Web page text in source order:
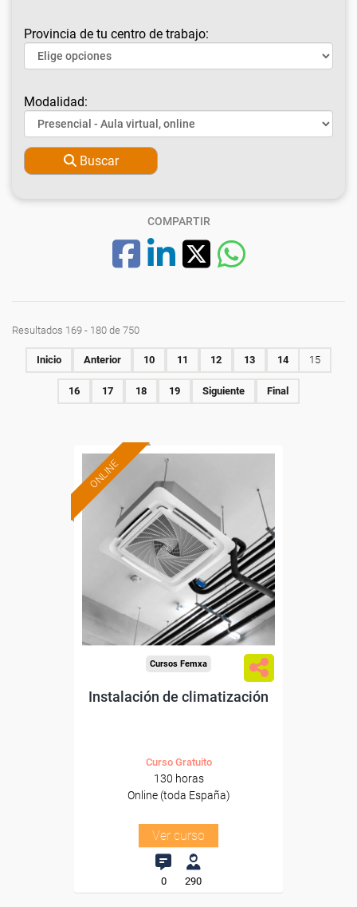
Provincia de tu centro de trabajo:
Modalidad:
Buscar
COMPARTIR
Resultados 169 - 180 de 750
Inicio Anterior 10 11 12 13 14 15
16 17 18 19 Siguiente Final
ONLINE
Formación 100%
subvencionada.
Para desempleados,
trabajadores y autónomos.
Sector
-Metal.
Cursos Femxa
Instalación de climatización
Curso Gratuito
130 horas
Online (toda España)
Ver curso
0 290